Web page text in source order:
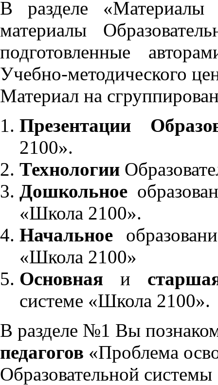
В разделе «Материалы
материалы
подготовленные
Учебно-методического
Материал на
Презентации
2100».
Технологии
Дошкольное
«Школа 2100».
Начальное
«Школа 2100»
Основнаяи
системе «Школа 2100».
В разделе №1 Вы
педагогов «Проблема
Образовательной